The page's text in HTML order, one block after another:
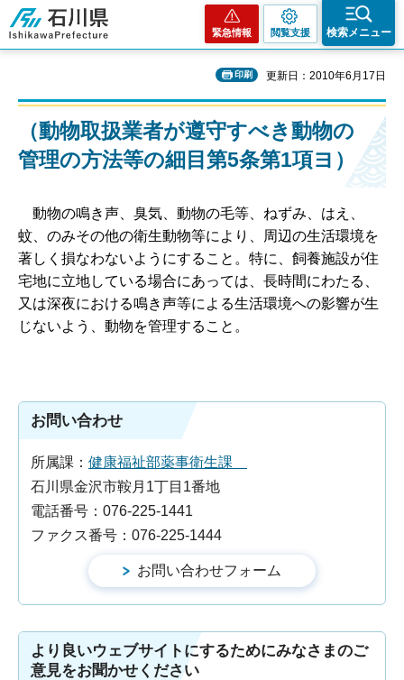
石川県
緊急情報 閲覧支援 検索メニュー
印刷 更新日：2010年6月17日
（動物取扱業者が遵守すべき動物の
管理の方法等の細目第5条第1項ヨ）
動物の鳴き声、臭気、動物の毛等、ねずみ、はえ、
蚊、のみその他の衛生動物等により、周辺の生活環境を
著しく損なわないようにすること。特に、飼養施設が住
宅地に立地している場合にあっては、長時間にわたる、
又は深夜における鳴き声等による生活環境への影響が生
じないよう、動物を管理すること。
お問い合わせ
所属課： 健康福祉部薬事衛生課
石川県金沢市鞍月1丁目1番地
電話番号：076-225-1441
ファクス番号：076-225-1444
より良いウェブサイトにするためにみなさまのご
意見をお聞かせください